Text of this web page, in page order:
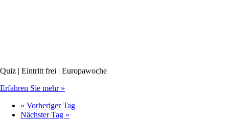
Quiz | Eintritt frei | Europawoche
Erfahren Sie mehr »
« Vorheriger Tag
Nächster Tag »